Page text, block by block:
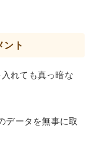
ント
れても真っ暗な
データを無事に取